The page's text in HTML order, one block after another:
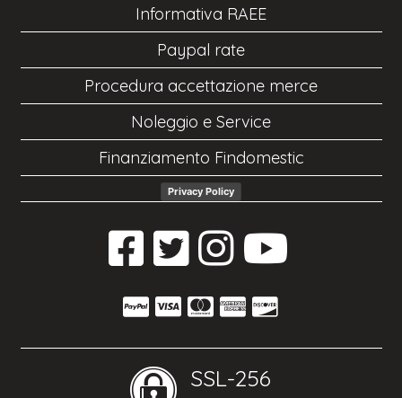
Informativa RAEE
Paypal rate
Procedura accettazione merce
Noleggio e Service
Finanziamento Findomestic
Privacy Policy
SSL-256